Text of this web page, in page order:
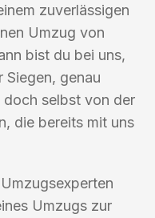
zuverlässigen
Umzug von
bist du bei uns,
Siegen, genau
selbst von der
die bereits mit uns
Umzugs zur